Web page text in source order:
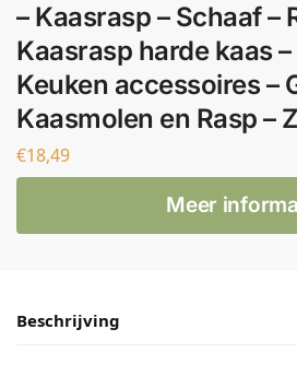
– Kaasrasp – Schaaf –
Kaasrasp harde kaas
Keuken accessoires –
Kaasmolen en Rasp –
€18,49
Meer
Beschrijving